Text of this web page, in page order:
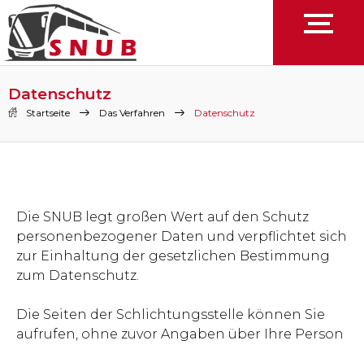
Datenschutz
Startseite Das Verfahren Datenschutz
Die SNUB legt großen Wert auf den Schutz
personenbezogener Daten und verpflichtet sich
zur Einhaltung der gesetzlichen Bestimmung
zum Datenschutz.
Die Seiten der Schlichtungsstelle können Sie
aufrufen, ohne zuvor Angaben über Ihre Person